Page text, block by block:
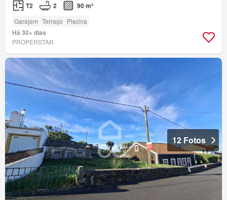
T2 2 90 m²
Garajem Terraço Piscina
Há 30+ dias
PROPERSTAR
12 Fotos